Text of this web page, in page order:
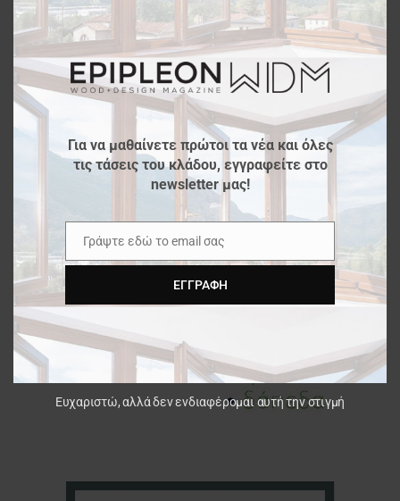
Για να μαθαίνετε πρώτοι τα νέα και όλες
τις τάσεις του κλάδου, εγγραφείτε στο
newsletter μας!
Email
Γράψτε εδώ το email σας
ΕΓΓΡΑΦΉ
Ευχαριστώ, αλλά δεν ενδιαφέρομαι αυτή την στιγμή